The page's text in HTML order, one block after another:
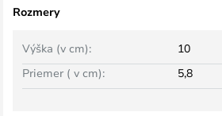
Rozmery
Výška (v cm):
10
Priemer ( v cm):
5,8